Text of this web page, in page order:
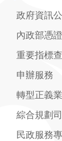
政府資訊
內政部憑
重要指標
申辦服務
轉型正義
綜合規劃
民政服務